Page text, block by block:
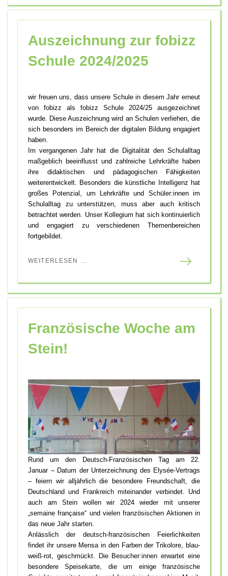
Auszeichnung zur fobizz
Schule 2024/2025
wir freuen uns, dass unsere Schule in diesem Jahr erneut
von fobizz als fobizz Schule 2024/25 ausgezeichnet
wurde. Diese Auszeichnung wird an Schulen verliehen, die
sich besonders im Bereich der digitalen Bildung engagiert
haben.
Im vergangenen Jahr hat die Digitalität den Schulalltag
maßgeblich beeinflusst und zahlreiche Lehrkräfte haben
ihre didaktischen und pädagogischen Fähigkeiten
weiterentwickelt. Besonders die künstliche Intelligenz hat
großes Potenzial, um Lehrkräfte und Schüler:innen im
Schulalltag zu unterstützen, muss aber auch kritisch
betrachtet werden. Unser Kollegium hat sich kontinuierlich
und engagiert zu verschiedenen Themenbereichen
fortgebildet.
WEITERLESEN …
Französische Woche am
Stein!
Rund um den Deutsch-Französischen Tag am 22.
Januar – Datum der Unterzeichnung des Elysée-Vertrags
– feiern wir alljährlich die besondere Freundschaft, die
Deutschland und Frankreich miteinander verbindet. Und
auch am Stein wollen wir 2024 wieder mit unserer
„semaine française“ und vielen französischen Aktionen in
das neue Jahr starten.
Anlässlich der deutsch-französischen Feierlichkeiten
findet ihr unsere Mensa in den Farben der Trikolore, blau-
weiß-rot, geschmückt. Die Besucher:innen erwartet eine
besondere Speisekarte, die um einige französische